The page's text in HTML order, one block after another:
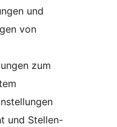
und
von
zum
und Stellen-